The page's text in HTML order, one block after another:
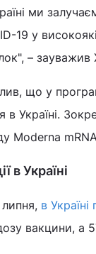
ми
19 у
– зауважив
що у
в Україні.
Moderna
в Україні
в
вакцини, а